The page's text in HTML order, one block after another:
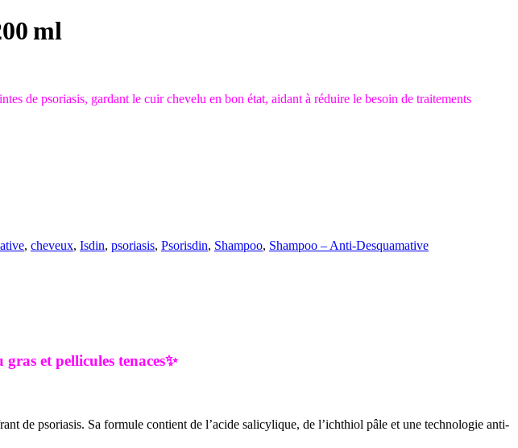
ml
de psoriasis, gardant le cuir chevelu en bon état, aidant à réduire le besoin de traitements
, cheveux, Isdin, psoriasis, Psorisdin, Shampoo, Shampoo – Anti-Desquamative
et pellicules tenaces✨
de psoriasis. Sa formule contient de l’acide salicylique, de l’ichthiol pâle et une technologie anti-